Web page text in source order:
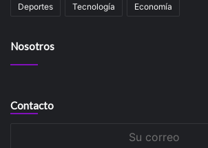
Deportes Tecnología Economía
Nosotros
Contacto